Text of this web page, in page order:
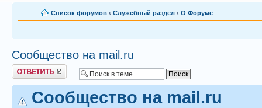
Список форумов ‹ Служебный раздел ‹ О Форуме
Сообщество на mail.ru
Ответить
Сообщество на mail.ru